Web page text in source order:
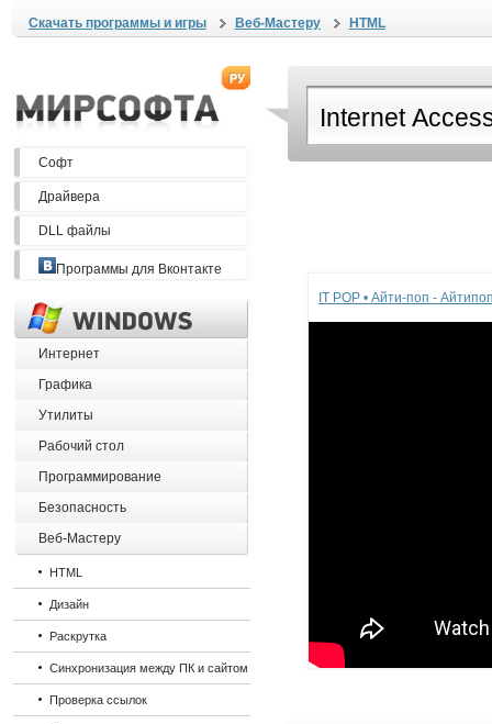
Скачать программы и игры Веб-Мастеру HTML
Софт
Драйвера
DLL файлы
Программы для Вконтакте
Интернет
Графика
Утилиты
Рабочий стол
Программирование
Безопасность
Веб-Мастеру
HTML
Дизайн
Раскрутка
Синхронизация между ПК и сайтом
Проверка ссылок
IT POP • Айти-поп -